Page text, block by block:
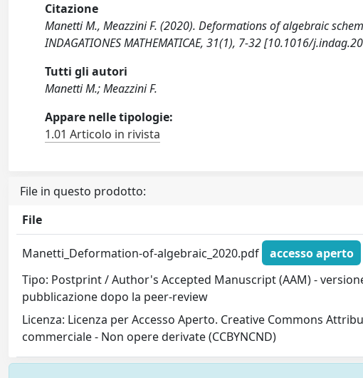
Citazione
Manetti M., Meazzini F. (2020). Deformations of algebraic
INDAGATIONES MATHEMATICAE, 31(1), 7-32 [10.1016/
Tutti gli autori
Manetti M.; Meazzini F.
Appare nelle tipologie:
1.01 Articolo in rivista
File in questo prodotto:
File
Manetti_Deformation-of-algebraic_2020.pdf
accesso aperto
Tipo: Postprint / Author's Accepted Manuscript (AAM) -
pubblicazione dopo la peer-review
Licenza: Licenza per Accesso Aperto. Creative Commons
commerciale - Non opere derivate (CCBYNCND)